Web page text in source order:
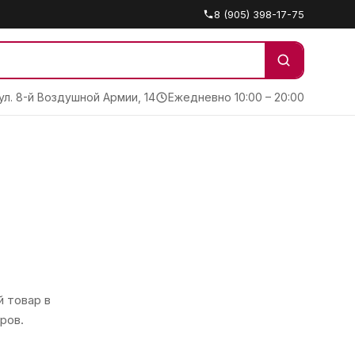
8 (905) 398-17-75
8-й Воздушной Армии, 14 Ежедневно 10:00 – 20:00
товар в